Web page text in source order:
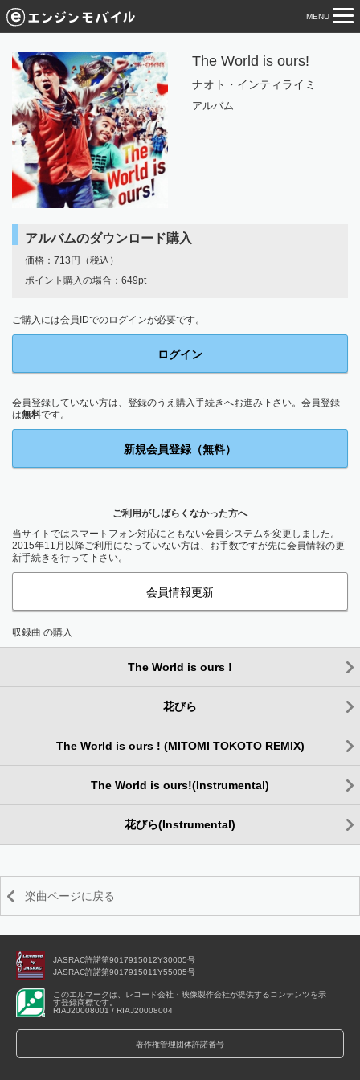
MENU
The World is ours!
ナオト・インティライミ
アルバム
アルバムのダウンロード購入
価格：713円（税込）
ポイント購入の場合：649pt
ご購入には会員IDでのログインが必要です。
ログイン
会員登録していない方は、登録のうえ購入手続きへお進み下さい。会員登録
は無料です。
新規会員登録（無料）
ご利用がしばらくなかった方へ
当サイトではスマートフォン対応にともない会員システムを変更しました。
2015年11月以降ご利用になっていない方は、お手数ですが先に会員情報の更
新手続きを行って下さい。
会員情報更新
収録曲 の購入
The World is ours !
花びら
The World is ours ! (MITOMI TOKOTO REMIX)
The World is ours!(Instrumental)
花びら(Instrumental)
楽曲ページに戻る
JASRAC許諾第9017915012Y30005号
JASRAC許諾第9017915011Y55005号
このエルマークは、レコード会社・映像製作会社が提供するコンテンツを示
す登録商標です。
RIAJ20008001 / RIAJ20008004
著作権管理団体許諾番号